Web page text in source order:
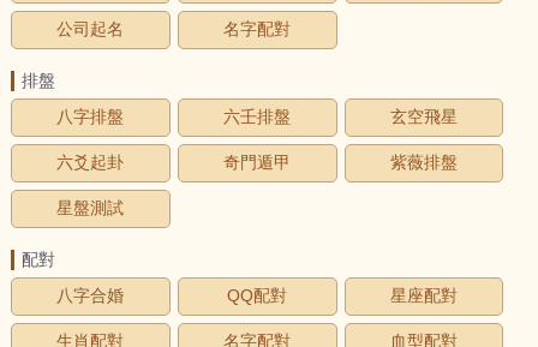
公司起名 名字配對
排盤
八字排盤
六壬排盤 玄空飛星
六爻起卦 奇門遁甲 紫薇排盤
星盤測試
配對
八字合婚
QQ配對 星座配對
生肖配對 名字配對 血型配對